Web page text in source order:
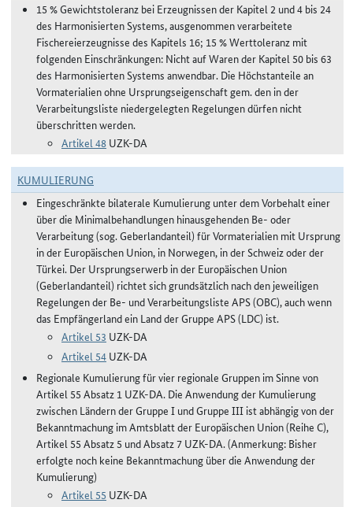
15 % Gewichtstoleranz bei Erzeugnissen der Kapitel 2 und 4 bis 24
des Harmonisierten Systems, ausgenommen verarbeitete
Fischereierzeugnisse des Kapitels 16; 15 % Werttoleranz mit
folgenden Einschränkungen: Nicht auf Waren der Kapitel 50 bis 63
des Harmonisierten Systems anwendbar. Die Höchstanteile an
Vormaterialien ohne Ursprungseigenschaft gem. den in der
Verarbeitungsliste niedergelegten Regelungen dürfen nicht
überschritten werden.
Artikel 48 UZK-DA
KUMULIERUNG
Eingeschränkte bilaterale Kumulierung unter dem Vorbehalt einer
über die Minimalbehandlungen hinausgehenden Be- oder
Verarbeitung (sog. Geberlandanteil) für Vormaterialien mit Ursprung
in der Europäischen Union, in Norwegen, in der Schweiz oder der
Türkei. Der Ursprungserwerb in der Europäischen Union
(Geberlandanteil) richtet sich grundsätzlich nach den jeweiligen
Regelungen der Be- und Verarbeitungsliste APS (OBC), auch wenn
das Empfängerland ein Land der Gruppe APS (LDC) ist.
Artikel 53 UZK-DA
Artikel 54 UZK-DA
Regionale Kumulierung für vier regionale Gruppen im Sinne von
Artikel 55 Absatz 1 UZK-DA. Die Anwendung der Kumulierung
zwischen Ländern der Gruppe I und Gruppe III ist abhängig von der
Bekanntmachung im Amtsblatt der Europäischen Union (Reihe C),
Artikel 55 Absatz 5 und Absatz 7 UZK-DA. (Anmerkung: Bisher
erfolgte noch keine Bekanntmachung über die Anwendung der
Kumulierung)
Artikel 55 UZK-DA